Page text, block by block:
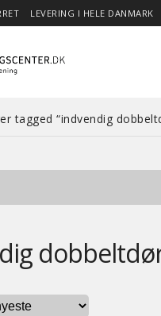
LEVERING I HELE DANMARK
tagged “indvendig